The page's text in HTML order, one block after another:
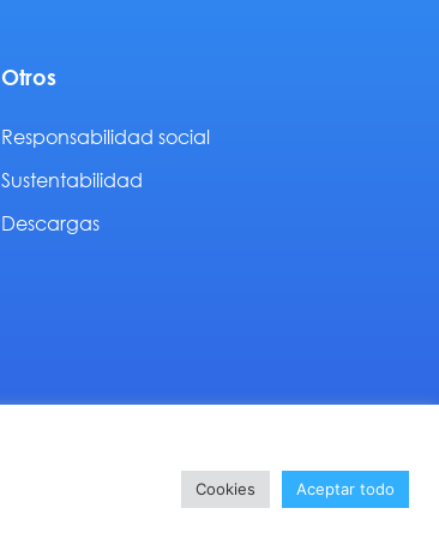
Otros
Responsabilidad social
Sustentabilidad
Descargas
Designed byInteraction
Cookies Aceptar todo